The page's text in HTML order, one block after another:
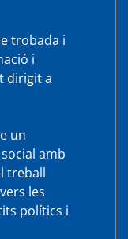
trobada i
i
dirigit a
un
amb
treball
les
polítics i